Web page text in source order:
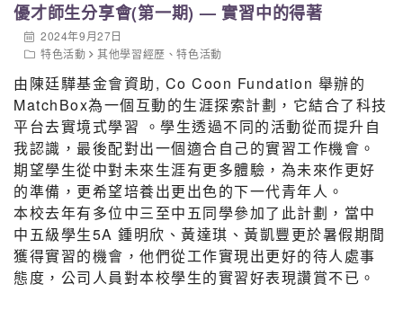
陳宏鋒 高媛媛 馮家洋 黎芷攸 林澤涵 徐芷君
張顯揚 何貝嘉 劉皓兒 林偉豪
何貝熙 茹雪寧
劉芯妍 蘇楠
呂益昕
何詩藝
蔡卓瑜
黃月琳
黃湘琳
陳穎欣
吳凱怡
張雨馨
優才師生分享會(第一期) — 實習中的得著
2024年9月27日
特色活動
其他學習經歷 、特色活動
由陳廷驊基金會資助, Co Coon Fundation 舉辦的
MatchBox為一個互動的生涯探索計劃，它結合了科技
平台去實境式學習 。學生透過不同的活動從而提升自
我認識，最後配對出一個適合自己的實習工作機會。
期望學生從中對未來生涯有更多體驗，為未來作更好
的準備，更希望培養出更出色的下一代青年人。
本校去年有多位中三至中五同學參加了此計劃，當中
中五級學生5A 鍾明欣、黃達琪、黃凱豐更於暑假期間
獲得實習的機會，他們從工作實現出更好的待人處事
態度，公司人員對本校學生的實習好表現讚賞不已。